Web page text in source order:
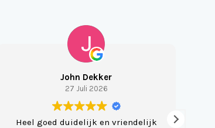
John Dekker
27 Juli 2026
Heel goed duidelijk en vriendelijk